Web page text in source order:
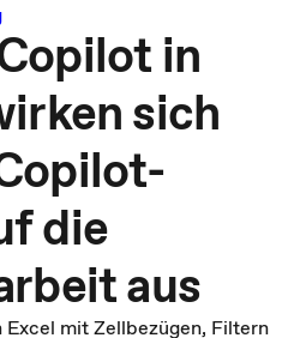
in
sich
die
aus
mit Zellbezügen, Filtern